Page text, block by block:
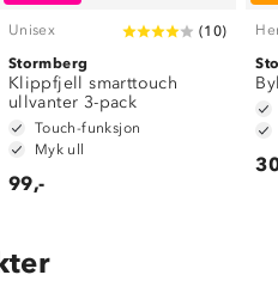
Unisex (10)
Stormberg
Klippfjell smarttouch
ullvanter 3-pack
Touch-funksjon
Myk ull
99,-